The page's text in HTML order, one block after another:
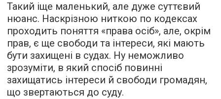
Такий іще маленький, але дуже суттєвий
нюанс. Наскрізною ниткою по кодексах
проходить поняття «права осіб», але, окрім
прав, є ще свободи та інтереси, які мають
бути захищені в судах. Ну неможливо
зрозуміти, в який спосіб повинні
захищатись інтереси й свободи громадян,
що звертаються до суду.